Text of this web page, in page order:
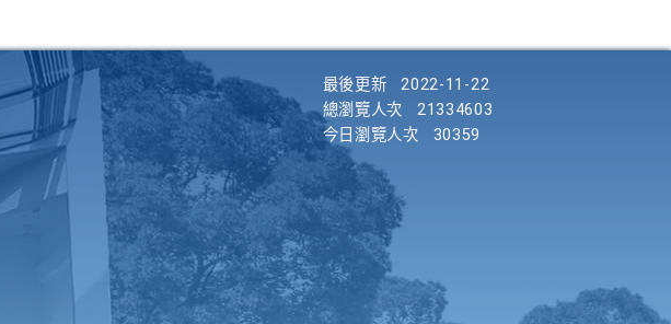
最後更新
2022-11-22
總瀏覽人次
21334603
今日瀏覽人次
30359